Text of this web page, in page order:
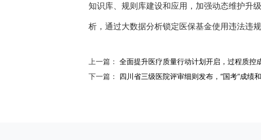
知识库、规则库建设和应用，加强动态维护升
析，通过大数据分析锁定医保基金使用违法违
上一篇： 全面提升医疗质量行动计划开启，过程质控
下一篇： 四川省三级医院评审细则发布，“国考”成绩